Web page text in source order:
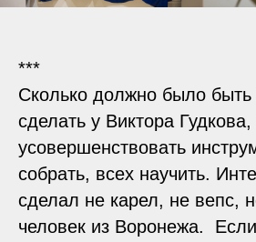
***
Сколько должно было быть
сделать у Виктора
усовершенствовать
собрать, всех научить.
сделал не карел, не вепс,
человек из Воронежа.